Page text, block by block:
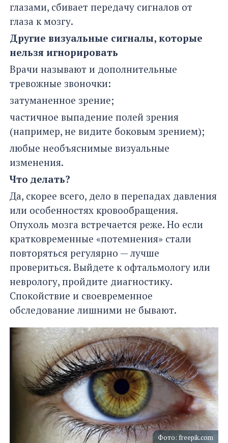
глазами, сбивает передачу сигналов от
глаза к мозгу.
Другие визуальные сигналы, которые
нельзя игнорировать
Врачи называют и дополнительные
тревожные звоночки:
затуманенное зрение;
частичное выпадение полей зрения
(например, не видите боковым зрением);
любые необъяснимые визуальные
изменения.
Что делать?
Да, скорее всего, дело в перепадах давления
или особенностях кровообращения.
Опухоль мозга встречается реже. Но если
кратковременные «потемнения» стали
повторяться регулярно — лучше
провериться. Выйдете к офтальмологу или
неврологу, пройдите диагностику.
Спокойствие и своевременное
обследование лишними не бывают.
Фото: freepik.com